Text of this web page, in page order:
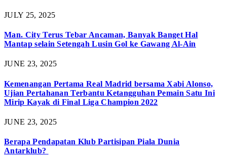
JULY 25, 2025
Man. City Terus Tebar Ancaman, Banyak Banget Hal
Mantap selain Setengah Lusin Gol ke Gawang Al-Ain
JUNE 23, 2025
Kemenangan Pertama Real Madrid bersama Xabi Alonso,
Ujian Pertahanan Terbantu Ketangguhan Pemain Satu Ini
Mirip Kayak di Final Liga Champion 2022
JUNE 23, 2025
Berapa Pendapatan Klub Partisipan Piala Dunia
Antarklub?